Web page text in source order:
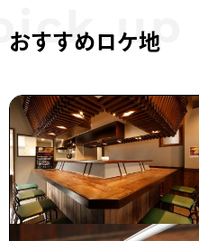
おすすめロケ地